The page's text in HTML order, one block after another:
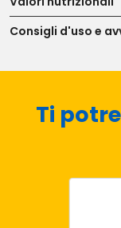
Consigli d'uso e
Ti